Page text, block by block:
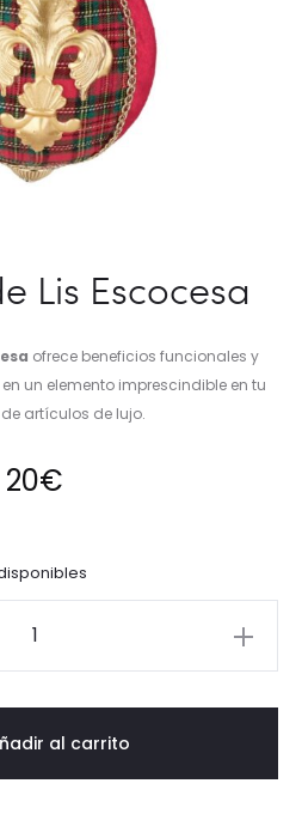
Lis Escocesa
ofrece beneficios funcionales y
un elemento imprescindible en tu
artículos de lujo.
20€
al carrito